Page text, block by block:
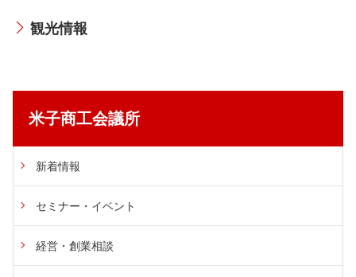
検定試験
職員採用
情報
観光情報
米子商工会議所
新着情報
セミナー・イベント
経営・創業相談